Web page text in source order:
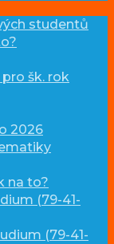
studentů
šk. rok
2026
na to?
(79-41-
(79-41-